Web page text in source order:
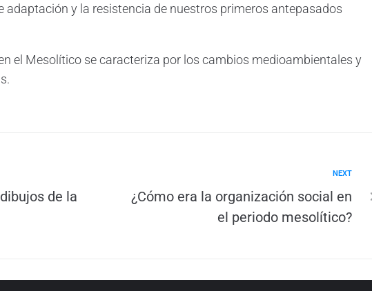
adaptación y la resistencia de nuestros primeros antepasados
el Mesolítico se caracteriza por los cambios medioambientales y
de la
NEXT
¿Cómo era la organización social en
el periodo mesolítico?